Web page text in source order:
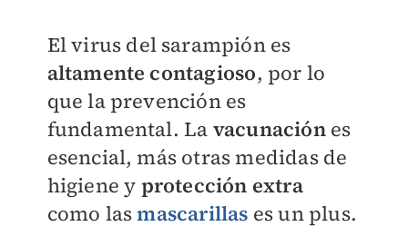
El virus del sarampión es
altamente contagioso, por lo
que la prevención es
fundamental. La vacunación es
esencial, más otras medidas de
higiene y protección extra
como lasmascarillas es un plus.